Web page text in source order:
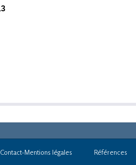
Contact-Mentions légales Références